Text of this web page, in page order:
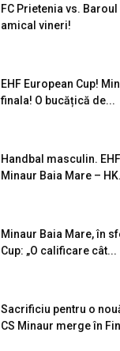
FC Prietenia vs.
amical vineri!
EHF European Cup!
finala! O bucățică de...
Handbal masculin.
Minaur Baia Mare –
Minaur Baia Mare, în
Cup: „O calificare cât...
Sacrificiu pentru o
CS Minaur merge în